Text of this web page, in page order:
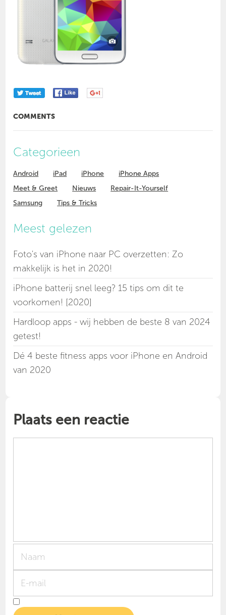
COMMENTS
Categorieen
Android iPad iPhone
iPhone Apps
Meet & Greet
Nieuws
Repair-It-Yourself
Samsung
Tips & Tricks
Meest gelezen
Foto's van iPhone naar PC overzetten: Zo
makkelijk is het in 2020!
iPhone batterij snel leeg? 15 tips om dit te
voorkomen! [2020]
Hardloop apps - wij hebben de beste 8 van 2024
getest!
Dé 4 beste fitness apps voor iPhone en Android
van 2020
Plaats een reactie